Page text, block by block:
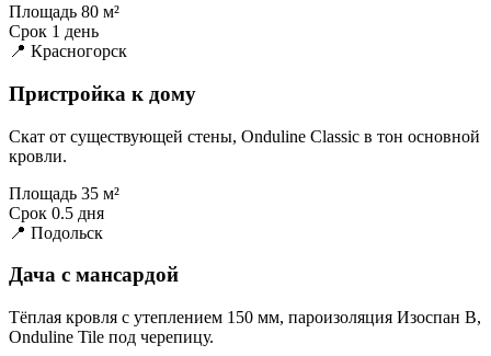
Площадь 80 м²
Срок 1 день
📍 Красногорск
Пристройка к дому
Скат от существующей стены, Onduline Classic в тон основной
кровли.
Площадь 35 м²
Срок 0.5 дня
📍 Подольск
Дача с мансардой
Тёплая кровля с утеплением 150 мм, пароизоляция Изоспан B,
Onduline Tile под черепицу.